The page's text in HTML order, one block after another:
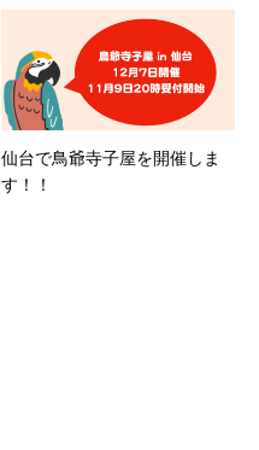
仙台で鳥爺寺子屋を開催しま
す！！